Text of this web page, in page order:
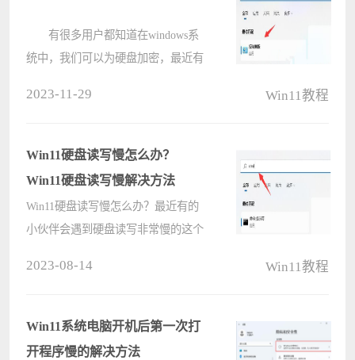
有很多用户都知道在windows系
统中，我们可以为硬盘加密，最近有
么win11系统如何设置硬盘密码呢?下
面电脑????
2023-11-29 Win11教程
Win11硬盘读写慢怎么办？
Win11硬盘读写慢解决方法
Win11硬盘读写慢怎么办？最近有的
小伙伴会遇到硬盘读写非常慢的这个
同样问题的下火帮可以试试哦。
解决决????
2023-08-14 Win11教程
Win11系统电脑开机后第一次打
开程序慢的解决方法